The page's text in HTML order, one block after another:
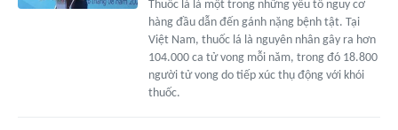
Thuốc lá là một trong những yếu tố nguy cơ
hàng đầu dẫn đến gánh nặng bệnh tật. Tại
Việt Nam, thuốc lá là nguyên nhân gây ra hơn
104.000 ca tử vong mỗi năm, trong đó 18.800
người tử vong do tiếp xúc thụ động với khói
thuốc.